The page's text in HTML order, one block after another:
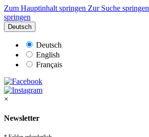
Zum Hauptinhalt springen Zur Suche springen
springen
Deutsch
Deutsch
English
Français
×
Newsletter